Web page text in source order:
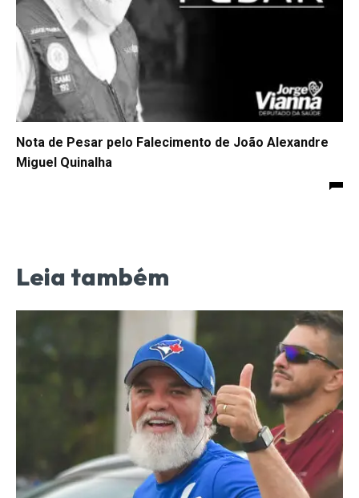
Nota de Pesar pelo Falecimento de João Alexandre
Miguel Quinalha
Leia também